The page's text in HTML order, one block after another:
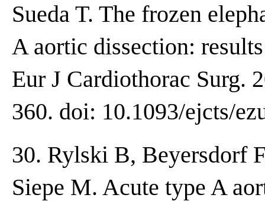
Sueda T. The frozen
A aortic dissection:
Eur J Cardiothorac Surg.
360. doi: 10.1093/ejcts/
30. Rylski B, Beyersdorf
Siepe M. Acute type A